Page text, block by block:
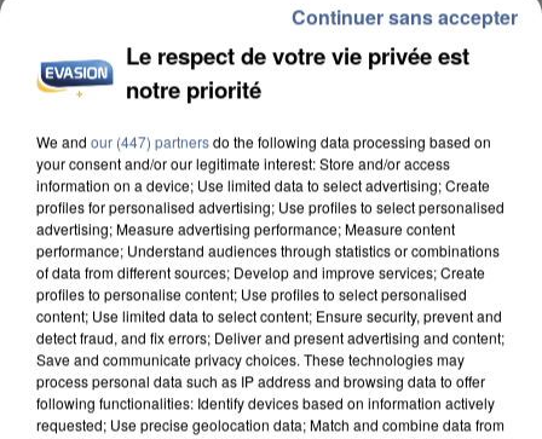
INCENDIES : L’ÎLE-DE-FRANCE LANCE UN ÉLAN
DE SOLIDARITÉ AVEC LES...
Le respect de votre vie privée est
notre priorité
We and our (447) partnersdo the following data processing based on
your consent and/or our legitimate interest: Store and/or access
information on a device; Use limited data to select advertising; Create
profiles for personalised advertising; Use profiles to select personalised
advertising; Measure advertising performance; Measure content
performance; Understand audiences through statistics or combinations
of data from different sources; Develop and improve services; Create
profiles to personalise content; Use profiles to select personalised
content; Use limited data to select content; Ensure security, prevent and
detect fraud, and fix errors; Deliver and present advertising and content;
Save and communicate privacy choices. These technologies may
process personal data such as IP address and browsing data to offer
following functionalities: Identify devices based on information actively
requested; Use precise geolocation data; Match and combine data from
Continuer sans accepter